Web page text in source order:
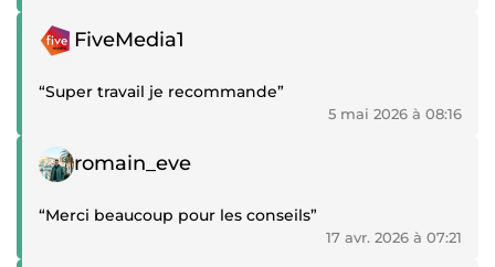
Témoignage positif
FiveMedia1
“Super travail je recommande”
5 mai 2026 à 08:16
Témoignage positif
romain_eve
“Merci beaucoup pour les conseils”
17 avr. 2026 à 07:21